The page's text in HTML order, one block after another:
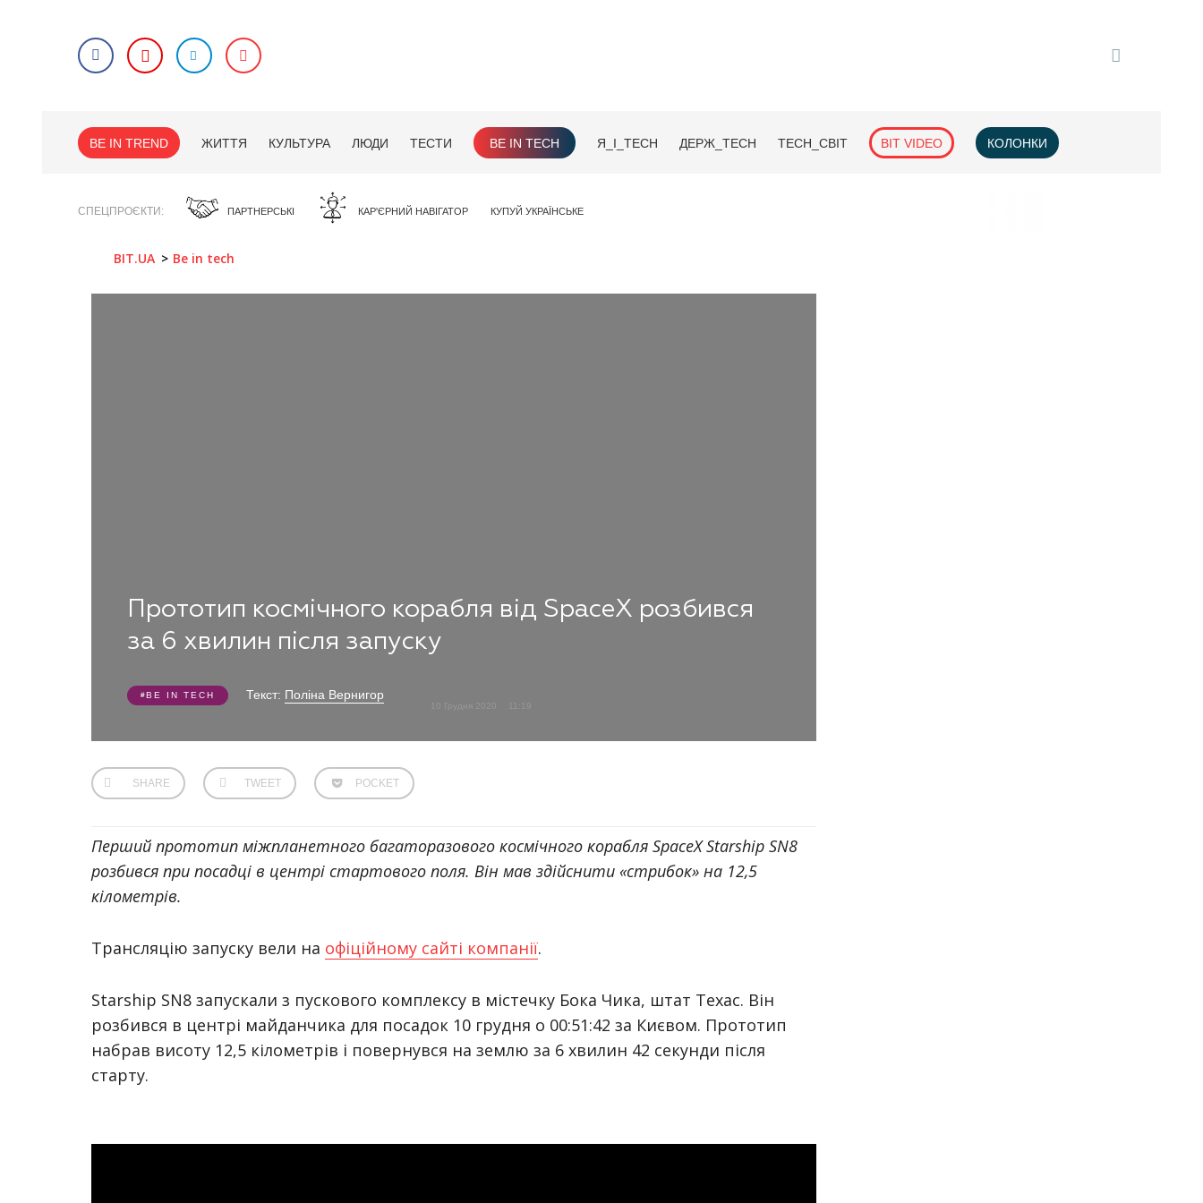
BE IN TREND ЖИТТЯ КУЛЬТУРА ЛЮДИ ТЕСТИ BE IN TECH Я_І_TECH ДЕРЖ_TECH TECH_СВІТ BIT VIDEO КОЛОНКИ
СПЕЦПРОЄКТИ ПАРТНЕРСЬКІ КАР'ЄРНИЙ НАВІГАТОР КУПУЙ УКРАЇНСЬКЕ
BIT.UA Be in tech
Прототип космічного корабля від SpaceX розбився
за 6 хвилин після запуску
BE IN TECH Текст: Поліна Вернигор
10 Грудня 2020 11:19
SHARE TWEET POCKET
Перший прототип міжпланетного багаторазового космічного корабля SpaceX Starship SN8
розбився при посадці в центрі стартового поля. Він мав здійснити «стрибок» на 12,5
кілометрів.
Трансляцію запуску вели на офіційному сайті компанії.
Starship SN8 запускали з пускового комплексу в містечку Бока Чика, штат Техас. Він
розбився в центрі майданчика для посадок 10 грудня о 00:51:42 за Києвом. Прототип
набрав висоту 12,5 кілометрів і повернувся на землю за 6 хвилин 42 секунди після
старту.